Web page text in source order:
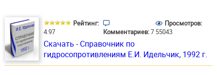
Рейтинг:
4.97
Комментариев:7
Просмотров:
55043
Скачать - Справочник по
гидросопротивлениям E.И. Идельчик, 1992 г.